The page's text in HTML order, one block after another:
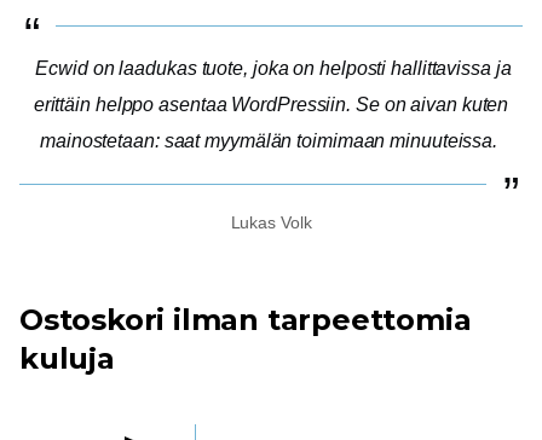
Ecwid on laadukas tuote, joka on helposti hallittavissa ja
erittäin helppo asentaa WordPressiin. Se on aivan kuten
mainostetaan: saat myymälän toimimaan minuuteissa.
Lukas Volk
Ostoskori ilman tarpeettomia
kuluja